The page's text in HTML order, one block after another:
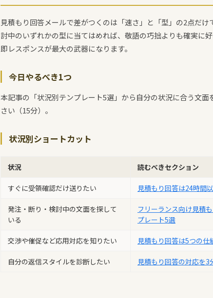
見積もり回答メールで差がつくのは「速さ」と「型」の2点だ
討中のいずれかの型に当てはめれば、敬語の巧拙よりも確実に
即レスポンスが最大の武器になります。
今日やるべき1つ
本記事の「状況別テンプレート5選」から自分の状況に合う文
さい（15分）。
状況別ショートカット
状況 読むべきセクション
すぐに受領確認だけ送りたい 見積もり回答は24時間
発注・断り・検討中の文面を探して
いる
フリーランス向け見積
プレート5選
交渉や催促など応用対応を知りたい 見積もり回答は5つの仕
自分の返信スタイルを診断したい 見積もり回答の対応を3